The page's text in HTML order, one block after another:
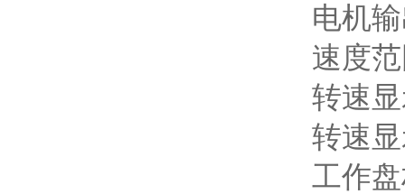
电机
速度
转速显
转速
工作盘